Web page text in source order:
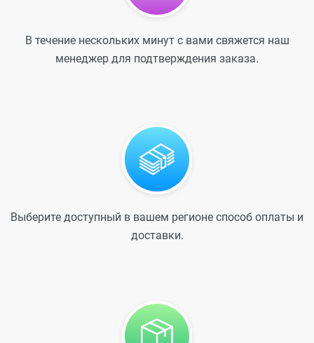
В течение нескольких минут с вами свяжется наш
менеджер для подтверждения заказа.
Выберите доступный в вашем регионе способ оплаты и
доставки.